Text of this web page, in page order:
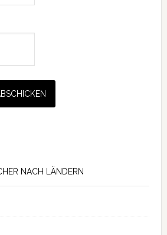
NACH LÄNDERN